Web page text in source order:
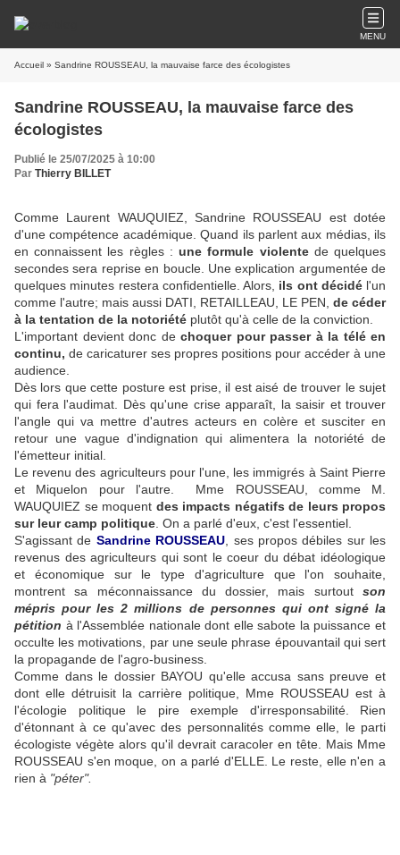
MENU
Accueil » Sandrine ROUSSEAU, la mauvaise farce des écologistes
Sandrine ROUSSEAU, la mauvaise farce des
écologistes
Publié le 25/07/2025 à 10:00
Par Thierry BILLET
Comme Laurent WAUQUIEZ, Sandrine ROUSSEAU est dotée
d'une compétence académique. Quand ils parlent aux médias, ils
en connaissent les règles :une formule violente de quelques
secondes sera reprise en boucle. Une explication argumentée de
quelques minutes restera confidentielle. Alors, ils ont décidél'un
comme l'autre; mais aussi DATI, RETAILLEAU, LE PEN, de céder
à la tentation de la notoriété plutôt qu'à celle de la conviction.
L'important devient donc de choquer pour passer à la télé en
continu, de caricaturer ses propres positions pour accéder à une
audience.
Dès lors que cette posture est prise, il est aisé de trouver le sujet
qui fera l'audimat. Dès qu'une crise apparaît, la saisir et trouver
l'angle qui va mettre d'autres acteurs en colère et susciter en
retour une vague d'indignation qui alimentera la notoriété de
l'émetteur initial.
Le revenu des agriculteurs pour l'une, les immigrés à Saint Pierre
et Miquelon pour l'autre. Mme ROUSSEAU, comme M.
WAUQUIEZ se moquent des impacts négatifs de leurs propos
sur leur camp politique . On a parlé d'eux, c'est l'essentiel.
S'agissant de Sandrine ROUSSEAU , ses propos débiles sur les
revenus des agriculteurs qui sont le coeur du débat idéologique
et économique sur le type d'agriculture que l'on souhaite,
montrent sa méconnaissance du dossier, mais surtout son
mépris pour les 2 millions de personnes qui ont signé la
pétition à l'Assemblée nationale dont elle sabote la puissance et
occulte les motivations, par une seule phrase épouvantail qui sert
la propagande de l'agro-business.
Comme dans le dossier BAYOU qu'elle accusa sans preuve et
dont elle détruisit la carrière politique, Mme ROUSSEAU est à
l'écologie politique le pire exemple d'irresponsabilité. Rien
d'étonnant à ce qu'avec des personnalités comme elle, le parti
écologiste végète alors qu'il devrait caracoler en tête. Mais Mme
ROUSSEAU s'en moque, on a parlé d'ELLE. Le reste, elle n'en a
rien à "péter".